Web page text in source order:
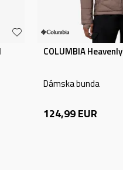
COLUMBIA
Dámska bunda
124,99EUR